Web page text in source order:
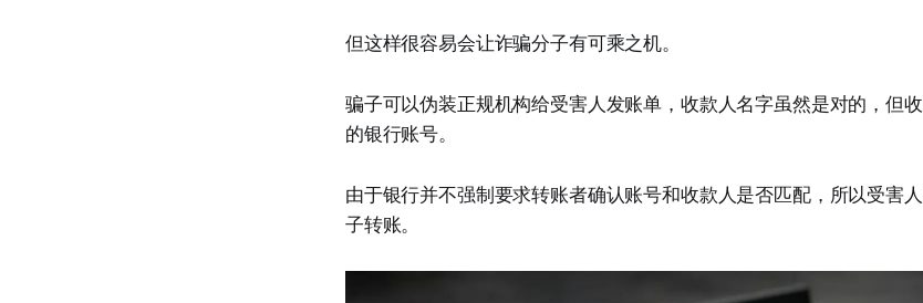
但这样很容易会让诈骗分子有可乘之机。
骗子可以伪装正规机构给受害人发账单，收款人名字虽然是对的，但
的银行账号。
由于银行并不强制要求转账者确认账号和收款人是否匹配，所以受害
子转账。